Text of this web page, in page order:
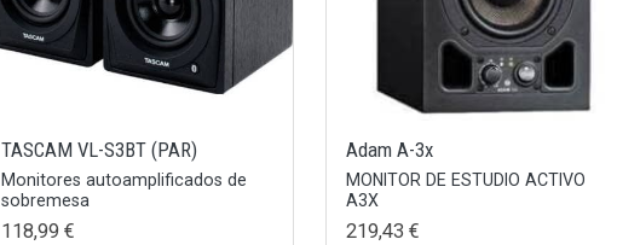
TASCAM VL-S3BT (PAR)
Monitores autoamplificados de
sobremesa
118,99 €
Adam A-3x
MONITOR DE ESTUDIO ACTIVO
A3X
219,43 €